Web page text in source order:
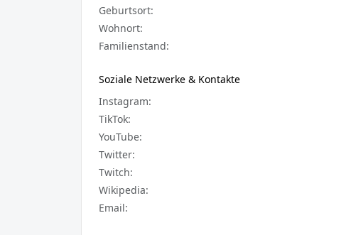
Geburtsort:
Wohnort:
Familienstand:
Soziale Netzwerke & Kontakte
Instagram:
TikTok:
YouTube:
Twitter:
Twitch:
Wikipedia:
Email: